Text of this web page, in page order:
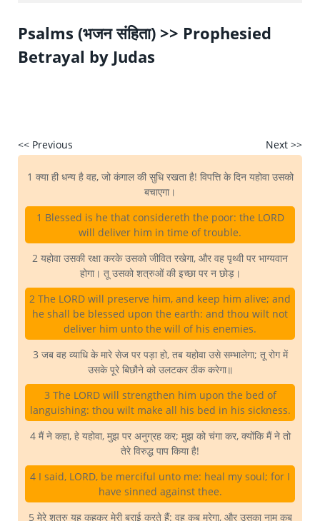
Psalms (भजन संहिता) >> Prophesied
Betrayal by Judas
<< Previous Next >>
1 क्या ही धन्य है वह, जो कंगाल की सुधि रखता है! विपत्ति के दिन यहोवा उसको
बचाएगा।
1 Blessed is he that considereth the poor: the LORD
will deliver him in time of trouble.
2 यहोवा उसकी रक्षा करके उसको जीवित रखेगा, और वह पृथ्वी पर भाग्यवान
होगा। तू उसको शत्रुओं की इच्छा पर न छोड़।
2 The LORD will preserve him, and keep him alive; and
he shall be blessed upon the earth: and thou wilt not
deliver him unto the will of his enemies.
3 जब वह व्याधि के मारे सेज पर पड़ा हो, तब यहोवा उसे सम्भालेगा; तू रोग में
उसके पूरे बिछौने को उलटकर ठीक करेगा॥
3 The LORD will strengthen him upon the bed of
languishing: thou wilt make all his bed in his sickness.
4 मैं ने कहा, हे यहोवा, मुझ पर अनुग्रह कर; मुझ को चंगा कर, क्योंकि मैं ने तो
तेरे विरुद्ध पाप किया है!
4 I said, LORD, be merciful unto me: heal my soul; for I
have sinned against thee.
5 मेरे शत्रु यह कहकर मेरी बुराई करते हैं: वह कब मरेगा, और उसका नाम कब